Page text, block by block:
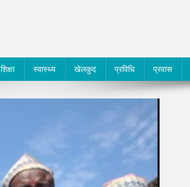
शिक्षा स्वास्थ्य खेलकुद प्रविधि प्रवास